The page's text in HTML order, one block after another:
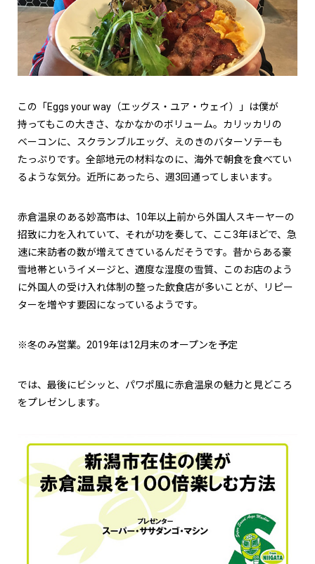
この「Eggs your way（エッグス・ユア・ウェイ）」は僕が
持ってもこの大きさ、なかなかのボリューム。カリッカリの
ベーコンに、スクランブルエッグ、えのきのバターソテーも
たっぷりです。全部地元の材料なのに、海外で朝食を食べてい
るような気分。近所にあったら、週3回通ってしまいます。
赤倉温泉のある妙高市は、10年以上前から外国人スキーヤーの
招致に力を入れていて、それが功を奏して、ここ3年ほどで、急
速に来訪者の数が増えてきているんだそうです。昔からある豪
雪地帯というイメージと、適度な湿度の雪質、このお店のよう
に外国人の受け入れ体制の整った飲食店が多いことが、リピー
ターを増やす要因になっているようです。
※冬のみ営業。2019年は12月末のオープンを予定
では、最後にビシッと、パワポ風に赤倉温泉の魅力と見どころ
をプレゼンします。